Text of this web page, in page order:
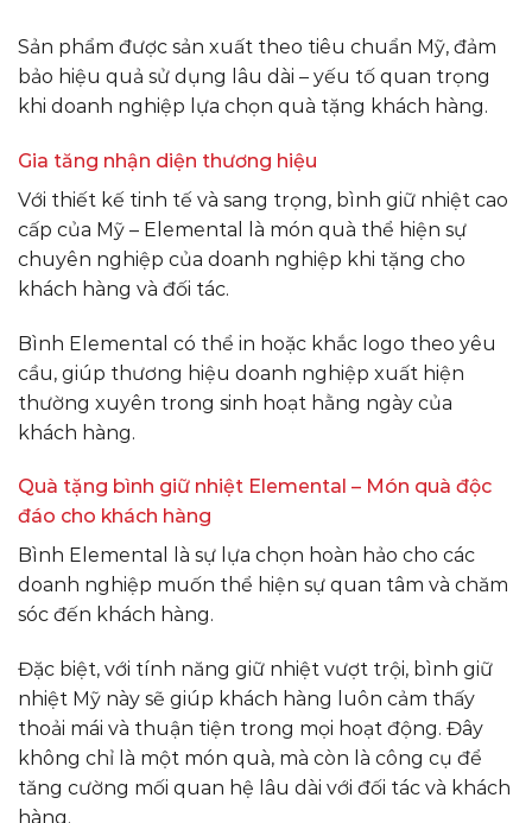
Sản phẩm được sản xuất theo tiêu chuẩn Mỹ, đảm
bảo hiệu quả sử dụng lâu dài – yếu tố quan trọng
khi doanh nghiệp lựa chọn quà tặng khách hàng.
Gia tăng nhận diện thương hiệu
Với thiết kế tinh tế và sang trọng, bình giữ nhiệt cao
cấp của Mỹ – Elemental là món quà thể hiện sự
chuyên nghiệp của doanh nghiệp khi tặng cho
khách hàng và đối tác.
Bình Elemental có thể in hoặc khắc logo theo yêu
cầu, giúp thương hiệu doanh nghiệp xuất hiện
thường xuyên trong sinh hoạt hằng ngày của
khách hàng.
Quà tặng bình giữ nhiệt Elemental – Món quà độc
đáo cho khách hàng
Bình Elemental là sự lựa chọn hoàn hảo cho các
doanh nghiệp muốn thể hiện sự quan tâm và chăm
sóc đến khách hàng.
Đặc biệt, với tính năng giữ nhiệt vượt trội, bình giữ
nhiệt Mỹ này sẽ giúp khách hàng luôn cảm thấy
thoải mái và thuận tiện trong mọi hoạt động. Đây
không chỉ là một món quà, mà còn là công cụ để
tăng cường mối quan hệ lâu dài với đối tác và khách
hàng.